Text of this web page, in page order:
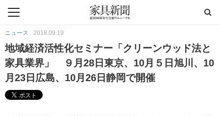
ニュース 2018.09.19
地域経済活性化セミナー「クリーンウッド法と
家具業界」 ９月28日東京、10月５日旭川、10
月23日広島、10月26日静岡で開催